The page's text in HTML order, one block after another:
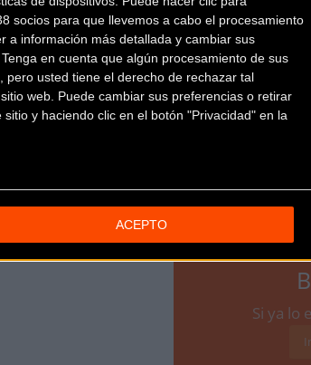
socios para que llevemos a cabo el procesamiento
a información más detallada y cambiar sus
Tenga en cuenta que algún procesamiento de sus
usted tiene el derecho de rechazar tal
web. Puede cambiar sus preferencias o retirar
y haciendo clic en el botón "Privacidad" en la
ACEPTO
Para
estar
Si ya lo